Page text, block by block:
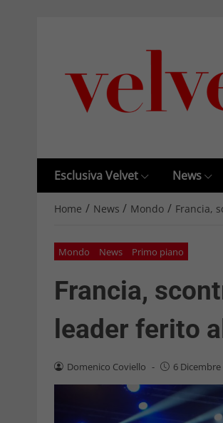
Esclusiva Velvet News
Home / News / Mondo / Francia,
Mondo News Primo piano
Francia,
leader ferito
Domenico Coviello - 6 Dicembre